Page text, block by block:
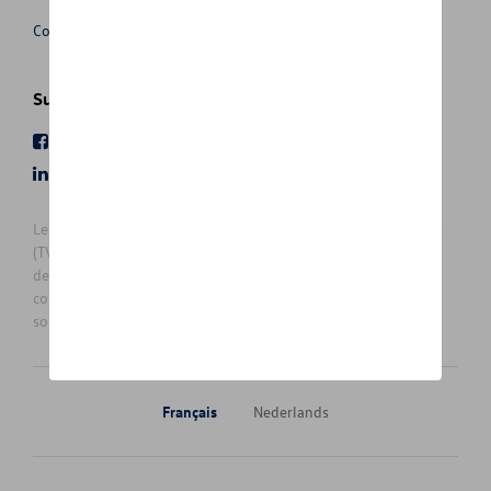
Conditions de vente
Suivez nous
Les prix affichés sur le présent site sont des prix recommandés
(TVAc), hors éventuels frais de montage. Pour connaitre le prix
de vente actuel et les éventuels frais de montage, veuillez
contacter votre concessionnaire/agent. Les prix recommandés
sont sujets à des changements sans préavis.
Français Nederlands